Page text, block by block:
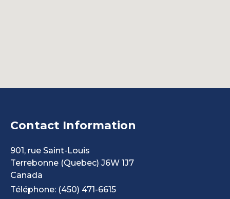
Contact Information
901, rue Saint-Louis
Terrebonne (Quebec) J6W 1J7
Canada
Téléphone: (450) 471-6615